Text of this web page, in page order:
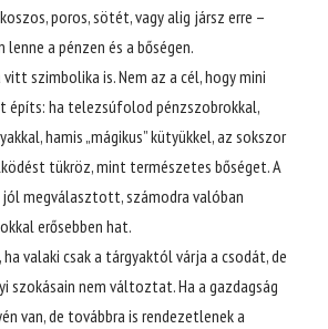
poros, sötét, vagy alig jársz erre –
a pénzen és a bőségen.
szimbolika is. Nem az a cél, hogy mini
építs: ha telezsúfolod pénzszobrokkal,
hamis „mágikus” kütyükkel, az sokszor
tükröz, mint természetes bőséget. A
jól megválasztott, számodra valóban
erősebben hat.
valaki csak a tárgyaktól várja a csodát, de
szokásain nem változtat. Ha a gazdagság
van, de továbbra is rendezetlenek a